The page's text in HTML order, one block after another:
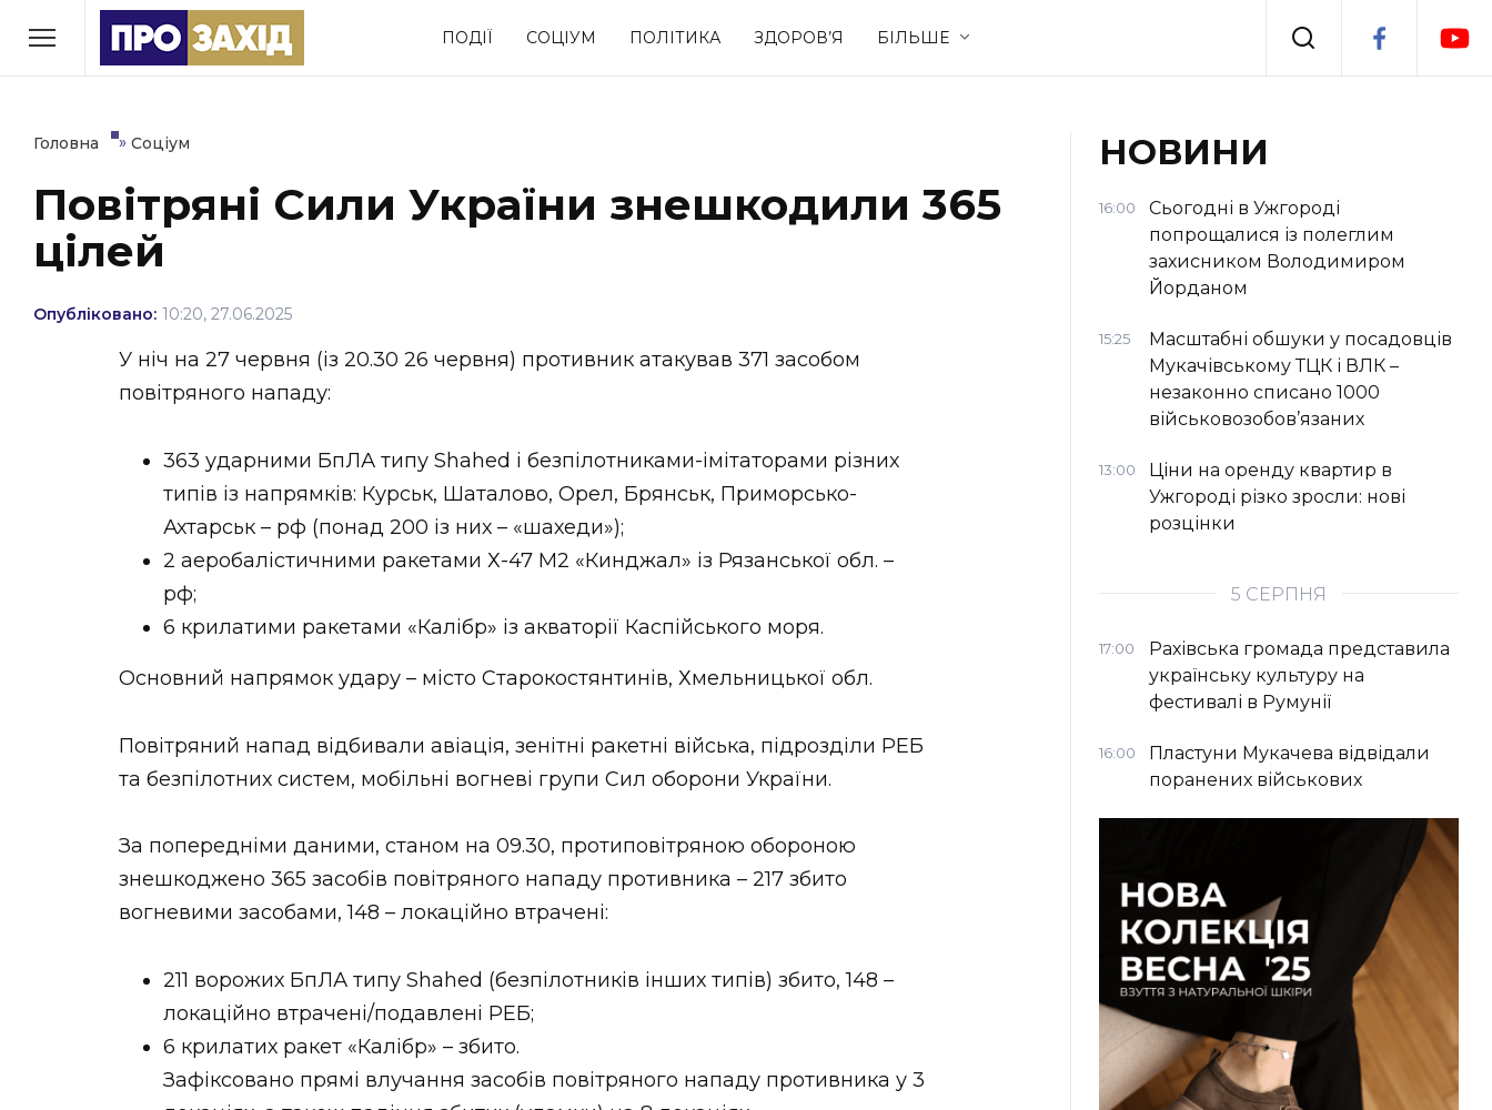
ПОДІЇ СОЦІУМ ПОЛІТИКА ЗДОРОВ’Я БІЛЬШЕ
РУБРИКИ
Економіка Події
Політика Соціум Спорт Стиль життя
Втрачений Ужгород
(відеоверсія)
ЗАКАРПАТСЬКІ НОВИНИ
НОВИНИ ЗАХІДНОЇ УКРАЇНИ
ВІДЕО
Головна » Соціум
Повітряні Сили України знешкодили 365
цілей
Опубліковано: 10:20, 27.06.2025
У ніч на 27 червня (із 20.30 26 червня) противник атакував 371 засобом
повітряного нападу:
363 ударними БпЛА типу Shahed і безпілотниками-імітаторами різних
типів із напрямків: Курськ, Шаталово, Орел, Брянськ, Приморсько-
Ахтарськ – рф (понад 200 із них – «шахеди»);
2 аеробалістичними ракетами Х-47 М2 «Кинджал» із Рязанської обл. –
рф;
6 крилатими ракетами «Калібр» із акваторії Каспійського моря.
Основний напрямок удару – місто Старокостянтинів, Хмельницької обл.
Повітряний напад відбивали авіація, зенітні ракетні війська, підрозділи РЕБ
та безпілотних систем, мобільні вогневі групи Сил оборони України.
За попередніми даними, станом на 09.30, протиповітряною обороною
знешкоджено 365 засобів повітряного нападу противника – 217 збито
вогневими засобами, 148 – локаційно втрачені:
211 ворожих БпЛА типу Shahed (безпілотників інших типів) збито, 148 –
локаційно втрачені/подавлені РЕБ;
6 крилатих ракет «Калібр» – збито.
Зафіксовано прямі влучання засобів повітряного нападу противника у 3
НОВИНИ
16:00
Сьогодні в Ужгороді
попрощалися із полеглим
захисником Володимиром
Йорданом
15:25
Масштабні обшуки у посадовців
Мукачівському ТЦК і ВЛК –
незаконно списано 1000
військовозобов’язаних
13:00
Ціни на оренду квартир в
Ужгороді різко зросли: нові
розцінки
5 СЕРПНЯ
17:00
Рахівська громада представила
українську культуру на
фестивалі в Румунії
16:00
Пластуни Мукачева відвідали
поранених військових